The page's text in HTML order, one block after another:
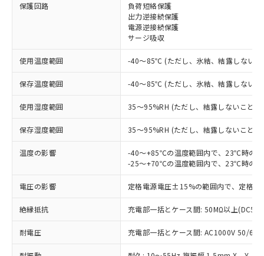
保護回路
負荷短絡保護
出力逆接続保護
電源逆接続保護
サージ吸収
使用温度範囲 -40～85℃ (ただし、氷結、結露しないこ
保存温度範囲 -40～85℃ (ただし、氷結、結露しないこ
使用湿度範囲 35～95%RH (ただし、結露しないこと)
保存湿度範囲 35～95%RH (ただし、結露しないこと)
温度の影響
-40～+85℃の温度範囲内で、23℃時の
-25～+70℃の温度範囲内で、23℃時の
電圧の影響 定格電源電圧±15%の範囲内で、定格
絶縁抵抗 充電部一括とケース間: 50MΩ以上
耐電圧 充電部一括とケース間: AC1000V 50/
ご利用条件
以下の条件をお読みいただき、同意のうえ
ご利用ください。
本サービスは、当社制御機器事業取扱
商品の当社在庫状況および標準価格
(税抜)を提供させていただくもので
当社制御機器事業取扱商品の中には、
本サービスの対象外となる商品もある
在庫状況および標準価格照会結果は、
記載している更新日時点での社内デー
※1 対応状況
対応済み：EU RoHS指令（10物質）の
非含有に対応した製品が提供可能な商品で
す。
対応予定：EU RoHS指令（10物質）の非含
有に対応した製品に切り替える予定のある
対応予定なし：EU RoHS指令（10物質）の
非含有に非対応の商品で、対応品を出す予
定はありません。
非含有の対応状況を調査中または確認中の
非該当品：ライセンス料など無形物で、有
害物質有無と関係のない商品です。
仕入先様の事情により、非含有部品として
いたものが、含有品と判明した場合などや
むを得ず変更することがあります。
※1 中国RoHS○×表
「○」：最大均質材料含有率が中国RoHSの
基準値以下であることを示します。
「×」：最大均質材料含有率が中国RoHSの
基準値を超えていることを示します。
「－」：未確認です。当社販売部門へお問
い合わせください。
当社は、これら貴社製品のうち、外国
為替および外国貿易法に定める商品
（以下｢規制貨物等」という）を輸出